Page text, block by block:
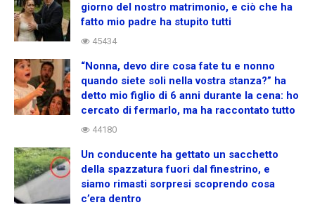
giorno del nostro matrimonio, e ciò che ha
fatto mio padre ha stupito tutti
45434
“Nonna, devo dire cosa fate tu e nonno
quando siete soli nella vostra stanza?” ha
detto mio figlio di 6 anni durante la cena: ho
cercato di fermarlo, ma ha raccontato tutto
44180
Un conducente ha gettato un sacchetto
della spazzatura fuori dal finestrino, e
siamo rimasti sorpresi scoprendo cosa
c’era dentro